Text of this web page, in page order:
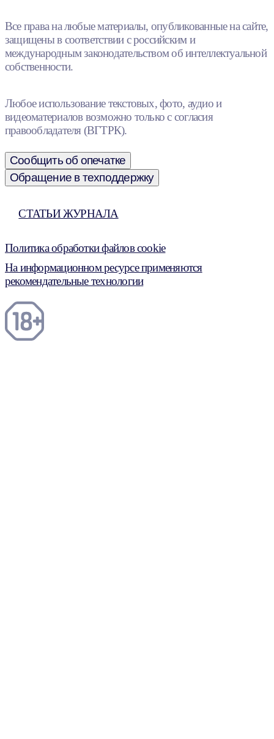
Все права на любые материалы, опубликованные на сайте,
защищены в соответствии с российским и
международным законодательством об интеллектуальной
собственности.
Любое использование текстовых, фото, аудио и
видеоматериалов возможно только с согласия
правообладателя (ВГТРК).
Сообщить об опечатке
Обращение в техподдержку
СТАТЬИ ЖУРНАЛА
Политика обработки файлов cookie
На информационном ресурсе применяются
рекомендательные технологии